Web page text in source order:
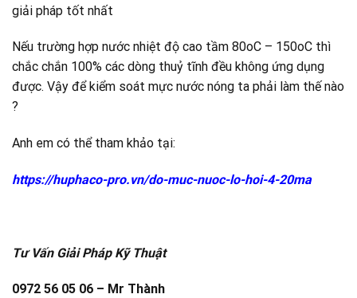
giải pháp tốt nhất
Nếu trường hợp nước nhiệt độ cao tầm 80oC – 150oC thì
chắc chắn 100% các dòng thuỷ tĩnh đều không ứng dụng
được. Vậy để kiểm soát mực nước nóng ta phải làm thế nào
?
Anh em có thể tham khảo tại:
https://huphaco-pro.vn/do-muc-nuoc-lo-hoi-4-20ma
Tư Vấn Giải Pháp Kỹ Thuật
0972 56 05 06 – Mr Thành